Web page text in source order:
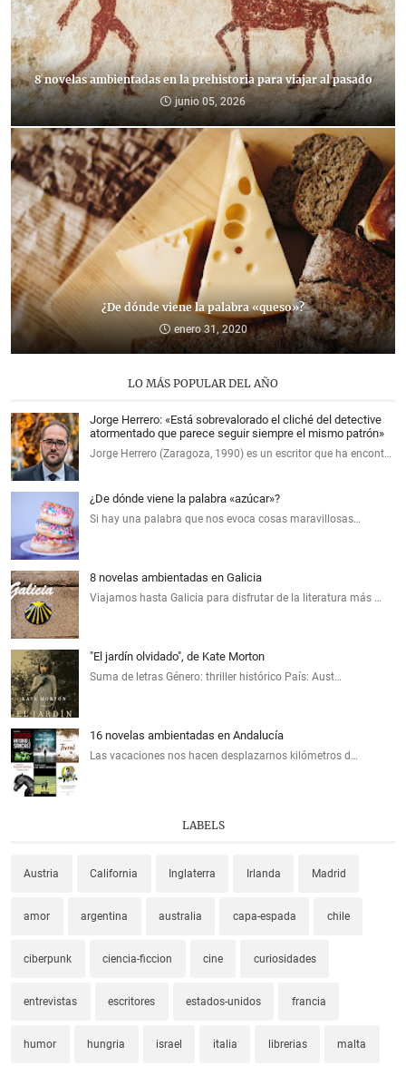
8 novelas ambientadas en la prehistoria para viajar al pasado
junio 05, 2026
¿De dónde viene la palabra «queso»?
enero 31, 2020
LO MÁS POPULAR DEL AÑO
Jorge Herrero: «Está sobrevalorado el cliché del detective
atormentado que parece seguir siempre el mismo patrón»
Jorge Herrero (Zaragoza, 1990) es un escritor que ha encont…
¿De dónde viene la palabra «azúcar»?
Si hay una palabra que nos evoca cosas maravillosas…
8 novelas ambientadas en Galicia
Viajamos hasta Galicia para disfrutar de la literatura más …
"El jardín olvidado", de Kate Morton
Suma de letras Género: thriller histórico País: Aust…
16 novelas ambientadas en Andalucía
Las vacaciones nos hacen desplazarnos kilómetros d…
LABELS
Austria California Inglaterra Irlanda Madrid
amor argentina australia capa-espada chile
ciberpunk ciencia-ficcion cine curiosidades
entrevistas escritores estados-unidos francia
humor hungria israel italia librerias malta